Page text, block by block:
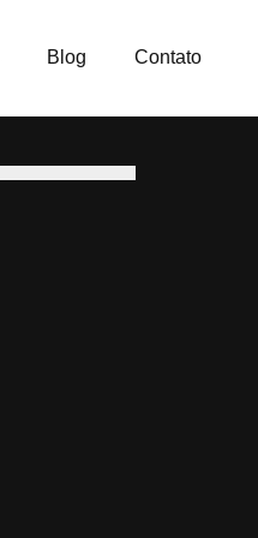
Blog Contato